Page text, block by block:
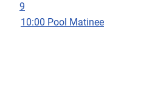
9
10:00 Pool Matinee